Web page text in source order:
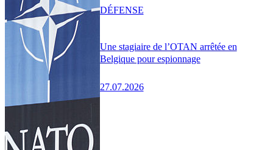
Une stagiaire de l’OTAN arrêtée en
Belgique pour espionnage
27.07.2026
DÉFENSE